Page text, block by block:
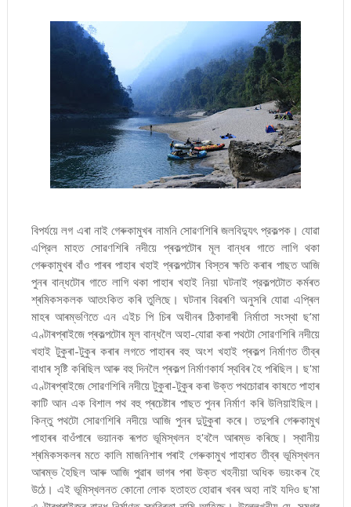
বিপৰ্যয়ে লগ এৰা নাই গেৰুকামুখৰ নামনি সোৱণশিৰি জলবিদ্যুৎ প্রকল্পক। যোৱা
এপ্রিল মাহত সোৱণশিৰি নদীয়ে প্ৰকল্পটোৰ মূল বান্ধৰ গাতে লাগি থকা
গেৰুকামুখৰ বাঁও পাৰৰ পাহাৰ খহাই প্ৰকল্পটোৰ বিস্তৰ ক্ষতি কৰাৰ পাছত আজি
পুনৰ বান্ধটোৰ গাতে লাগি থকা পাহাৰ খহাই নিয়া ঘটনাই প্রকল্পটোত কৰ্মৰত
শ্ৰমিকসকলক আতংকিত কৰি তুলিছে। ঘটনাৰ বিৱৰণি অনুসৰি যোৱা এপ্ৰিল
মাহৰ আৰম্ভণিতে এন এইচ পি চিৰ অধীনৰ ঠিকাদাৰী নির্মাতা সংস্থা ছ’মা
এণ্টাৰপ্ৰাইজে প্ৰকল্পটোৰ মূল বান্ধলৈ অহা-যোৱা কৰা পথটো সোৱণশিৰি নদীয়ে
খহাই টুকুৰা-টুকুৰ কৰাৰ লগতে পাহাৰৰ বহু অংশ খহাই প্ৰকল্প নিৰ্মাণত তীব্ৰ
বাধাৰ সৃষ্টি কৰিছিল আৰু বহু দিনলৈ প্ৰকল্প নিৰ্মাণকাৰ্য স্থবিৰ হৈ পৰিছিল। ছ'মা
এণ্টাৰপ্ৰাইজে সোৱণশিৰি নদীয়ে টুকুৰা-টুকুৰ কৰা উক্ত পথচোৱাৰ কাষতে পাহাৰ
কাটি আন এক বিশাল পথ বহু প্ৰচেষ্টাৰ পাছত পুনৰ নিৰ্মাণ কৰি উলিয়াইছিল।
কিন্তু পথটো সোৱণশিৰি নদীয়ে আজি পুনৰ দুটুকুৰা কৰে। তদুপৰি গেৰুকামুখ
পাহাৰৰ বাওঁপাৰে ভয়ানক ৰূপত ভূমিস্খলন হ'বলৈ আৰম্ভ কৰিছে। স্থানীয়
শ্ৰমিকসকলৰ মতে কালি মাজনিশাৰ পৰাই গেৰুকামুখ পাহাৰত তীব্ৰ ভূমিস্খলন
আৰম্ভ হৈছিল আৰু আজি পুৱাৰ ভাগৰ পৰা উক্ত খহনীয়া অধিক ভয়ংকৰ হৈ
উঠে। এই ভূমিস্খলনত কোনো লোক হতাহত হোৱাৰ খবৰ অহা নাই যদিও ছ'মা